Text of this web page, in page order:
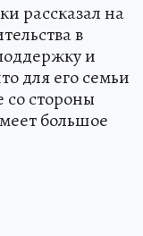
рассказал на
в
и
для его семьи
со стороны
большое